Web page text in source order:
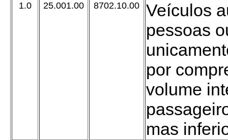
1.0 25.001.00 8702.10.00
Veículos
pessoas
por
volume
mas